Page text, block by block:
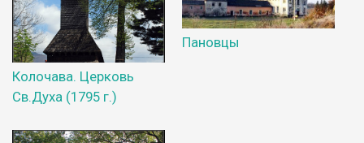
Колочава. Церковь
Св.Духа (1795 г.)
Пановцы